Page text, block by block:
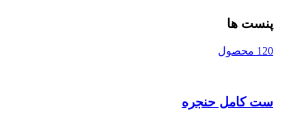
پنست ها
120 محصول
ست کامل حنجره